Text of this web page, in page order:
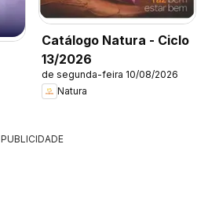
Catálogo Natura - Ciclo
13/2026
de segunda-feira 10/08/2026
Natura
PUBLICIDADE